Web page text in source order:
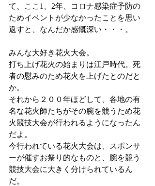
て、ここ1、2年、コロナ感染症予防の
ためイベントが少なかったことを思い
返すと、なんだか感慨深い・・・。
みんな大好き花火大会。
打ち上げ花火の始まりは江戸時代。死
者の慰みのため花火を上げたとのだと
か。
それから２００年ほどして、各地の有
名な花火師たちがその腕を競うため花
火競技大会が行われるようになったん
だよ。
今行われている花火大会は、スポンサ
ーが催すお祭り的なものと、腕を競う
競技大会に大きく分けられているん
だ。